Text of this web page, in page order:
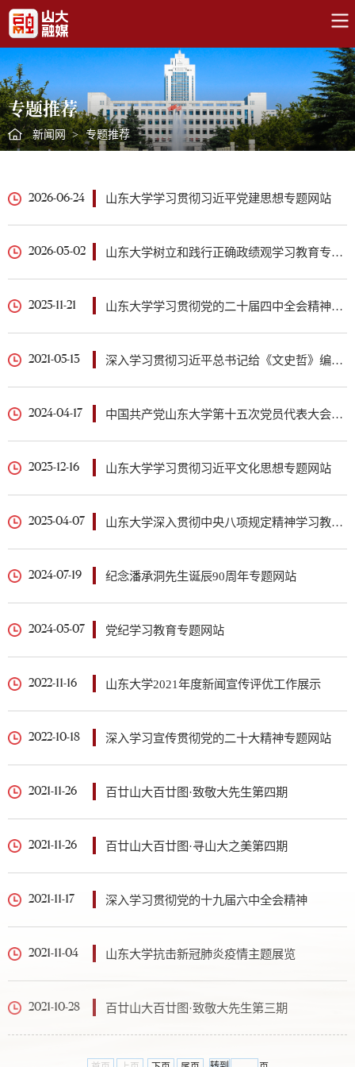
专题推荐
新闻网 > 专题推荐
山东大学学习贯彻习近平党建思想专题网站
2026-06-24
山东大学树立和践行正确政绩观学习教育专题网站
2026-03-02
山东大学学习贯彻党的二十届四中全会精神专题网站
2025-11-21
深入学习贯彻习近平总书记给《文史哲》编辑部全体编辑人员回信精神专题网站
2021-05-13
中国共产党山东大学第十五次党员代表大会专题网站
2024-04-17
山东大学学习贯彻习近平文化思想专题网站
2023-12-16
山东大学深入贯彻中央八项规定精神学习教育专题网站
2025-04-07
纪念潘承洞先生诞辰90周年专题网站
2024-07-19
党纪学习教育专题网站
2024-05-07
山东大学2021年度新闻宣传评优工作展示
2022-11-16
深入学习宣传贯彻党的二十大精神专题网站
2022-10-18
百廿山大百廿图·致敬大先生第四期
2021-11-26
百廿山大百廿图·寻山大之美第四期
2021-11-26
深入学习贯彻党的十九届六中全会精神
2021-11-17
山东大学抗击新冠肺炎疫情主题展览
2021-11-04
百廿山大百廿图·致敬大先生第三期
2021-10-28